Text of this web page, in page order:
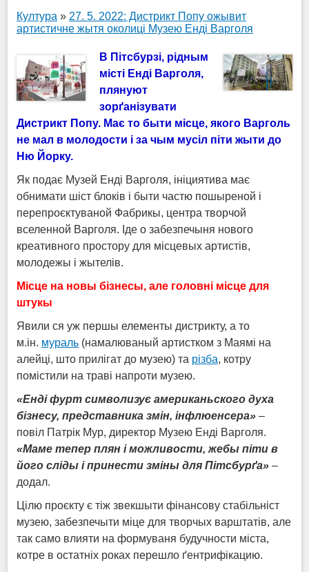
Култура » 27. 5. 2022: Дистрикт Попу ожывит
артистичне жытя околиці Музею Енді Варголя
В Пітсбурзі, рідным
місті Енді Варголя,
плянуют
зорґанізувати
Дистрикт Попу. Має то быти місце, якого Варголь
не мал в молодости і за чым мусіл піти жыти до
Ню Йорку.
Як подає Музей Енді Варголя, ініциятива має
обнимати шіст блоків і быти частю пошыреной і
перепроєктуваной Фабрикы, центра творчой
вселенной Варголя. Іде о забезпечыня нового
креативного простору для місцевых артистів,
молодежы і жытелів.
Місце на новы бізнесы, але головні місце для
штукы
Явили ся уж першы елементы дистрикту, а то
м.ін. мураль(намалюваный артистком з Маямі на
алейці, што прилігат до музею) та різба, котру
помістили на траві напроти музею.
«Енді фурт символизує американьского духа
бізнесу, представника змін, інфлюенсера»–
повіл Патрік Мур, директор Музею Енді Варголя.
«Маме тепер плян і можливости, жебы піти в
його сліды і принести зміны для Пітсбурґа»–
додал.
Цілю проєкту є тіж звекшыти фінансову стабільніст
музею, забезпечыти міце для творчых варштатів, але
так само влияти на формуваня будучности міста,
котре в остатніх роках перешло ґентрифікацию.